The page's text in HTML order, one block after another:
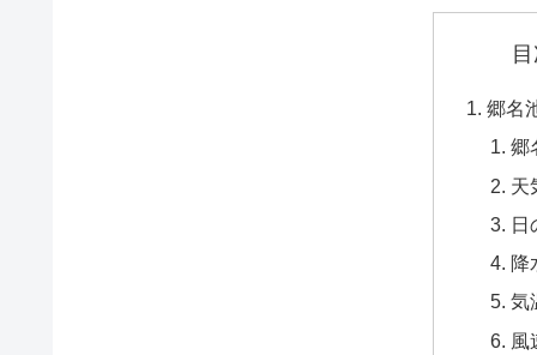
郷名
郷
天
日
降
気
風